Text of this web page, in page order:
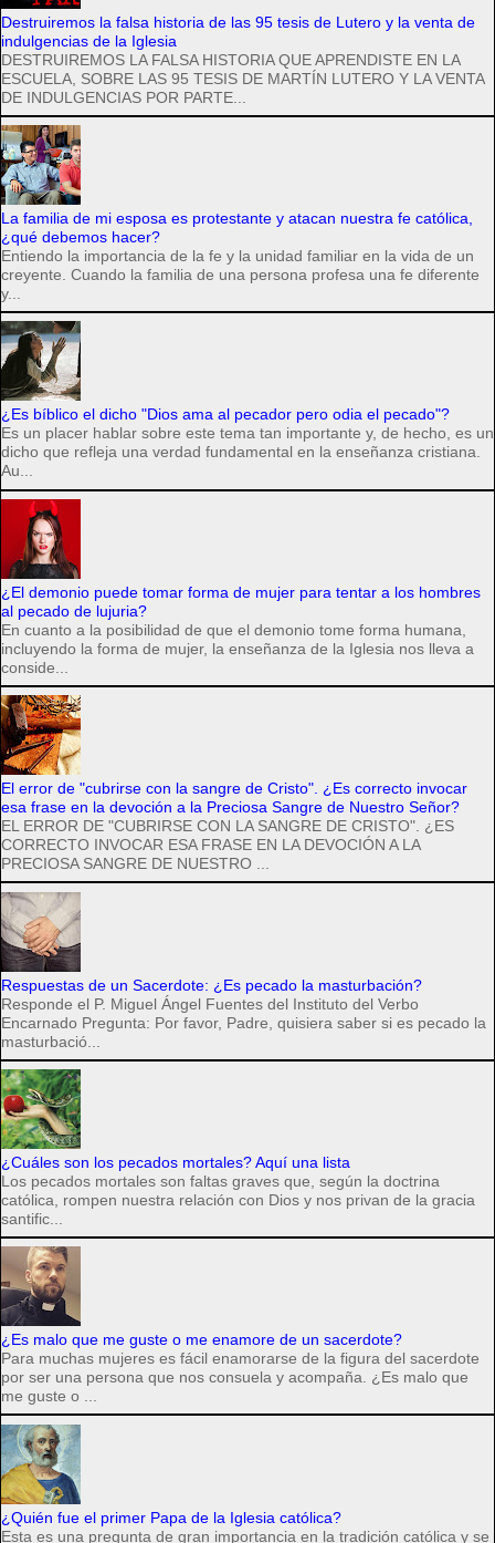
Destruiremos la falsa historia de las 95 tesis de Lutero y la venta de
indulgencias de la Iglesia
DESTRUIREMOS LA FALSA HISTORIA QUE APRENDISTE EN LA
ESCUELA, SOBRE LAS 95 TESIS DE MARTÍN LUTERO Y LA VENTA
DE INDULGENCIAS POR PARTE...
La familia de mi esposa es protestante y atacan nuestra fe católica,
¿qué debemos hacer?
Entiendo la importancia de la fe y la unidad familiar en la vida de un
creyente. Cuando la familia de una persona profesa una fe diferente
y...
¿Es bíblico el dicho "Dios ama al pecador pero odia el pecado"?
Es un placer hablar sobre este tema tan importante y, de hecho, es un
dicho que refleja una verdad fundamental en la enseñanza cristiana.
Au...
¿El demonio puede tomar forma de mujer para tentar a los hombres
al pecado de lujuria?
En cuanto a la posibilidad de que el demonio tome forma humana,
incluyendo la forma de mujer, la enseñanza de la Iglesia nos lleva a
conside...
El error de "cubrirse con la sangre de Cristo". ¿Es correcto invocar
esa frase en la devoción a la Preciosa Sangre de Nuestro Señor?
EL ERROR DE "CUBRIRSE CON LA SANGRE DE CRISTO". ¿ES
CORRECTO INVOCAR ESA FRASE EN LA DEVOCIÓN A LA
PRECIOSA SANGRE DE NUESTRO ...
Respuestas de un Sacerdote: ¿Es pecado la masturbación?
Responde el P. Miguel Ángel Fuentes del Instituto del Verbo
Encarnado Pregunta: Por favor, Padre, quisiera saber si es pecado la
masturbació...
¿Cuáles son los pecados mortales? Aquí una lista
Los pecados mortales son faltas graves que, según la doctrina
católica, rompen nuestra relación con Dios y nos privan de la gracia
santific...
¿Es malo que me guste o me enamore de un sacerdote?
Para muchas mujeres es fácil enamorarse de la figura del sacerdote
por ser una persona que nos consuela y acompaña. ¿Es malo que
me guste o ...
¿Quién fue el primer Papa de la Iglesia católica?
Esta es una pregunta de gran importancia en la tradición católica y se